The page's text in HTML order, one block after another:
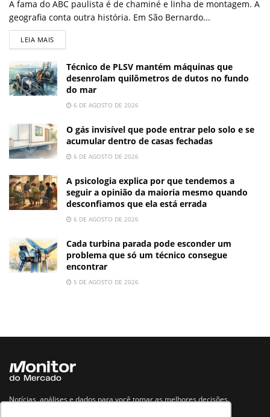
A fama do ABC paulista é de chaminé e linha de montagem. A
geografia conta outra história. Em São Bernardo...
LEIA MAIS
Técnico de PLSV mantém máquinas que
desenrolam quilômetros de dutos no fundo
do mar
6 DE AGOSTO DE 2026
O gás invisível que pode entrar pelo solo e se
acumular dentro de casas fechadas
6 DE AGOSTO DE 2026
A psicologia explica por que tendemos a
seguir a opinião da maioria mesmo quando
desconfiamos que ela está errada
6 DE AGOSTO DE 2026
Cada turbina parada pode esconder um
problema que só um técnico consegue
encontrar
5 DE AGOSTO DE 2026
Notícias, análises e dados para você tomar as melhores decisões.